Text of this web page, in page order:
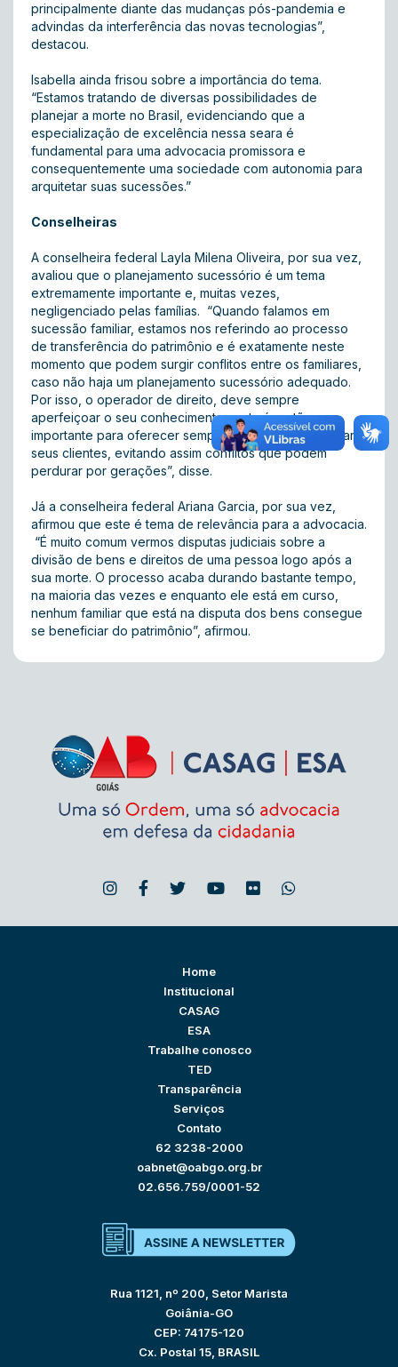
principalmente diante das mudanças pós-pandemia e
advindas da interferência das novas tecnologias”,
destacou.
Isabella ainda frisou sobre a importância do tema.
“Estamos tratando de diversas possibilidades de
planejar a morte no Brasil, evidenciando que a
especialização de excelência nessa seara é
fundamental para uma advocacia promissora e
consequentemente uma sociedade com autonomia para
arquitetar suas sucessões.”
Conselheiras
A conselheira federal Layla Milena Oliveira, por sua vez,
avaliou que o planejamento sucessório é um tema
extremamente importante e, muitas vezes,
negligenciado pelas famílias. “Quando falamos em
sucessão familiar, estamos nos referindo ao processo
de transferência do patrimônio e é exatamente neste
momento que podem surgir conflitos entre os familiares,
caso não haja um planejamento sucessório adequado.
Por isso, o operador de direito, deve sempre
aperfeiçoar o seu conhecimento nesta área tão
importante para oferecer sempre a melhor solução para
seus clientes, evitando assim conflitos que podem
perdurar por gerações”, disse.
Já a conselheira federal Ariana Garcia, por sua vez,
afirmou que este é tema de relevância para a advocacia.
“É muito comum vermos disputas judiciais sobre a
divisão de bens e direitos de uma pessoa logo após a
sua morte. O processo acaba durando bastante tempo,
na maioria das vezes e enquanto ele está em curso,
nenhum familiar que está na disputa dos bens consegue
se beneficiar do patrimônio”, afirmou.
Home
Institucional
CASAG
ESA
Trabalhe conosco
TED
Transparência
Serviços
Contato
62 3238-2000
oabnet@oabgo.org.br
02.656.759/0001-52
Rua 1121, nº 200, Setor Marista
Goiânia-GO
CEP: 74175-120
Cx. Postal 15, BRASIL